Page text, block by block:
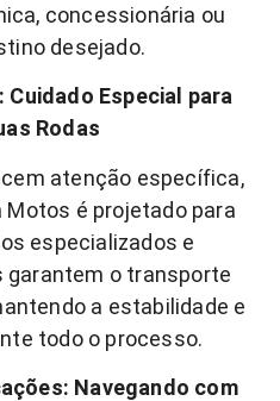
concessionária ou
desejado.
Especial para
Rodas
atenção específica,
Motos é projetado para
especializados e
o transporte
a estabilidade e
todo o processo.
Navegando com